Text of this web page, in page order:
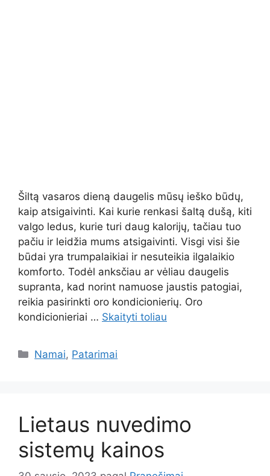
Šiltą vasaros dieną daugelis mūsų ieško būdų,
kaip atsigaivinti. Kai kurie renkasi šaltą dušą, kiti
valgo ledus, kurie turi daug kalorijų, tačiau tuo
pačiu ir leidžia mums atsigaivinti. Visgi visi šie
būdai yra trumpalaikiai ir nesuteikia ilgalaikio
komforto. Todėl anksčiau ar vėliau daugelis
supranta, kad norint namuose jaustis patogiai,
reikia pasirinkti oro kondicionierių. Oro
kondicionieriai … Skaityti toliau
Kategorijos
Namai, Patarimai
Lietaus nuvedimo
sistemų kainos